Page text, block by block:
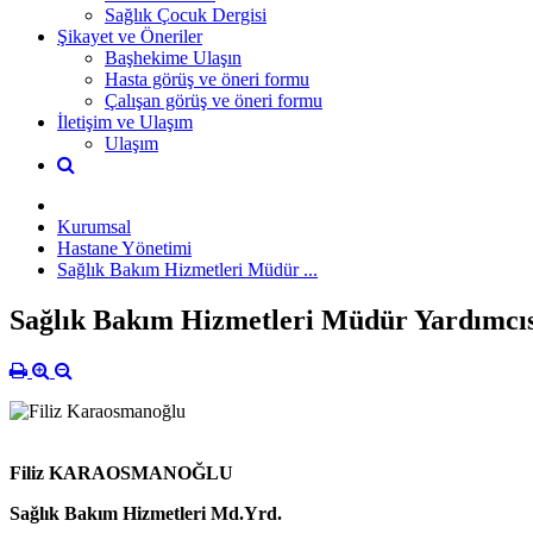
Sağlık Çocuk Dergisi
Şikayet ve Öneriler
Başhekime Ulaşın
Hasta görüş ve öneri formu
Çalışan görüş ve öneri formu
İletişim ve Ulaşım
Ulaşım
Kurumsal
Hastane Yönetimi
Sağlık Bakım Hizmetleri Müdür ...
Sağlık Bakım Hizmetleri Müdür
Filiz KARAOSMANOĞLU
Sağlık Bakım Hizmetleri Md.Yrd.